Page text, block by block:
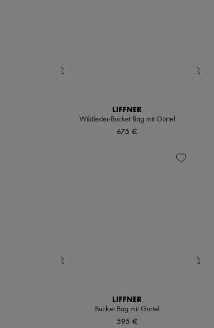
LIFFNER
Wildleder-Bucket Bag mit Gürtel
675 €
LIFFNER
Bucket Bag mit Gürtel
595 €